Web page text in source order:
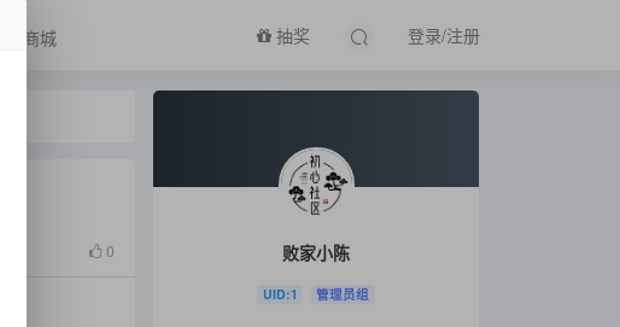
彩金商城 抽奖 登录/注册
0 败家小陈
UID:1 管理员组